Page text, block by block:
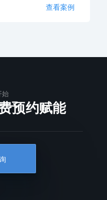
查看案例
始
预约赋能